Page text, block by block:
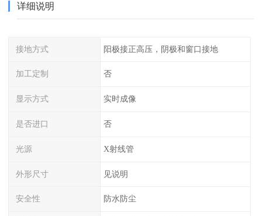
详细说明
接地方式 阳极接正高压，阴极和窗口接地
加工定制 否
显示方式 实时成像
是否进口 否
光源 X射线管
外形尺寸 见说明
安全性 防水防尘